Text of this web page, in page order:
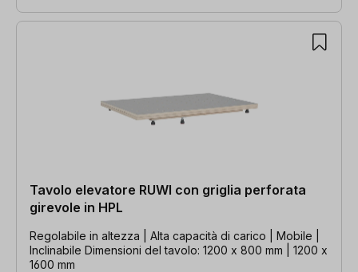
Tavolo elevatore RUWI con griglia perforata
girevole in HPL
Regolabile in altezza | Alta capacità di carico | Mobile |
Inclinabile Dimensioni del tavolo: 1200 x 800 mm | 1200 x
1600 mm